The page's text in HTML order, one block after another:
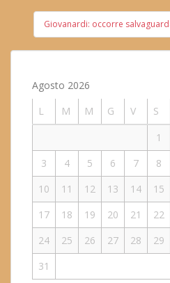
Giovanardi: occorre
Agosto 2026
L
M M G V S
1
3
4 5 6 7 8
10
11 12 13 14 15
17
18 19 20 21 22
24
25 26 27 28 29
31